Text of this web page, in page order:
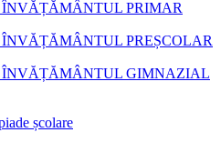
ÎNVĂȚĂMÂNTUL PRIMAR
PREȘCOLAR
ÎNVĂȚĂMÂNTUL GIMNAZIAL
școlare